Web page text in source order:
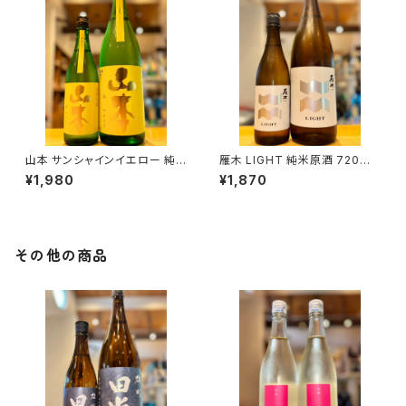
山本 サンシャインイエロー 純
米吟醸 720ml１本（山本酒造・
秋田県山本郡八峰町）
¥1,980
雁木 LIGHT 純米原酒 720ml
１本（八百新酒造・山口県岩国市
今津町）
¥1,870
その他の商品